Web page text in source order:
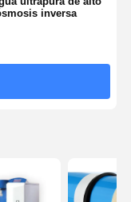
inversa